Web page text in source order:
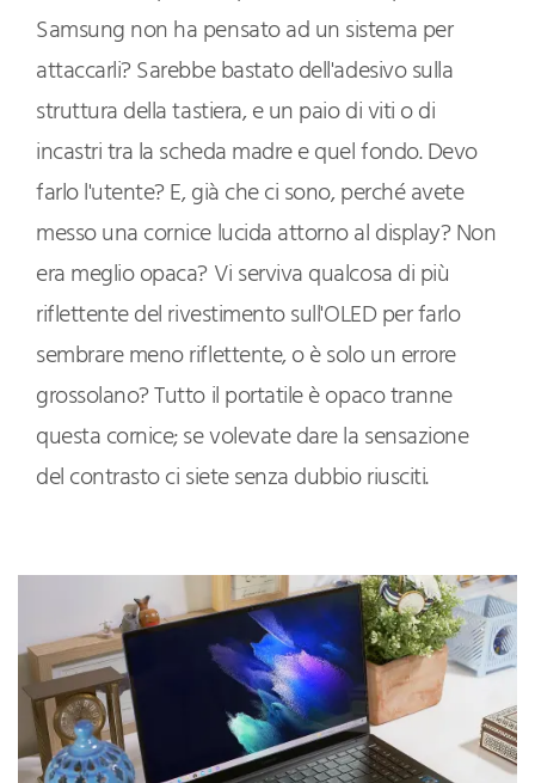
Samsung non ha pensato ad un sistema per
attaccarli? Sarebbe bastato dell'adesivo sulla
struttura della tastiera, e un paio di viti o di
incastri tra la scheda madre e quel fondo. Devo
farlo l'utente? E, già che ci sono, perché avete
messo una cornice lucida attorno al display? Non
era meglio opaca? Vi serviva qualcosa di più
riflettente del rivestimento sull'OLED per farlo
sembrare meno riflettente, o è solo un errore
grossolano? Tutto il portatile è opaco tranne
questa cornice; se volevate dare la sensazione
del contrasto ci siete senza dubbio riusciti.